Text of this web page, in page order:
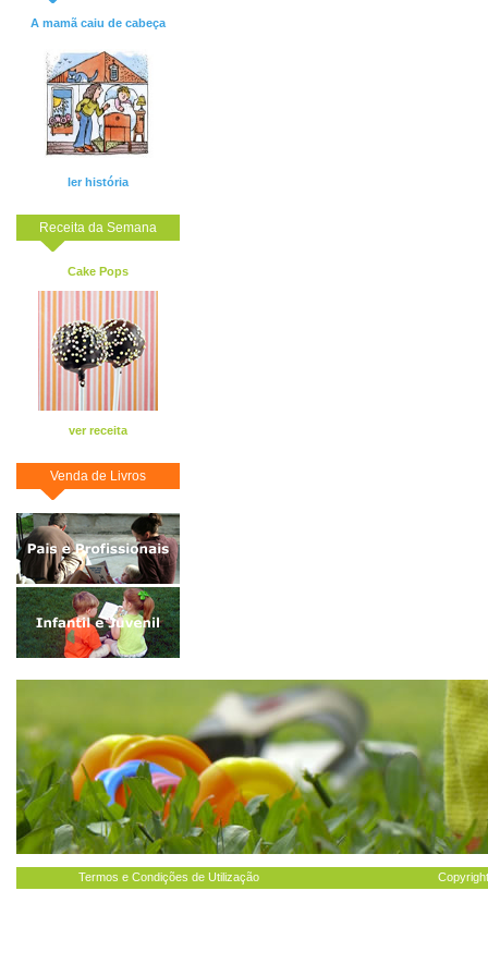
A mamã caiu de cabeça
ler história
Receita da Semana
Cake Pops
ver receita
Venda de Livros
Termos e Condições de Utilização